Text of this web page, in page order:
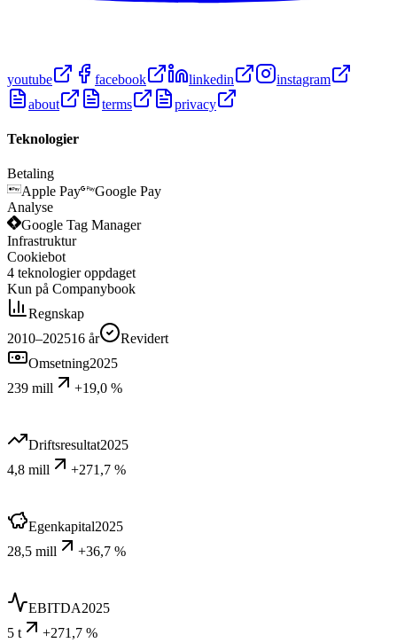
youtube facebook linkedin
instagram
about
terms privacy
Teknologier
Betaling
Apple Pay
Google Pay
Analyse
Google Tag Manager
Infrastruktur
Cookiebot
4 teknologier oppdaget
Kun på Companybook
Regnskap
2010–202516 år
Revidert
Omsetning2025
239 mill
+19,0 %
Driftsresultat2025
4,8 mill
+271,7 %
Egenkapital2025
28,5 mill
+36,7 %
EBITDA2025
5 t
+271,7 %